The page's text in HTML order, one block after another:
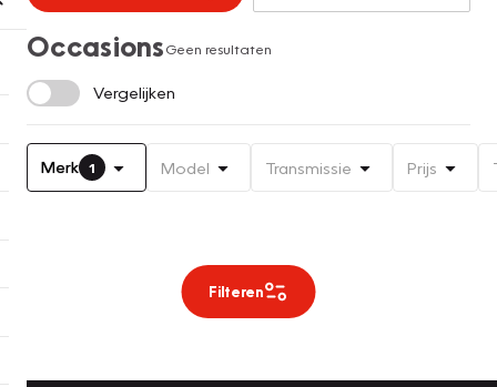
OccasionsGeen resultaten
Vergelijken
Merk 1 Model Transmissie Prijs
Filteren